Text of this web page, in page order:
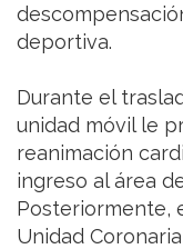
deportiva.
Durante el
unidad móvil le
reanimación
ingreso al área
Posteriormente,
Unidad